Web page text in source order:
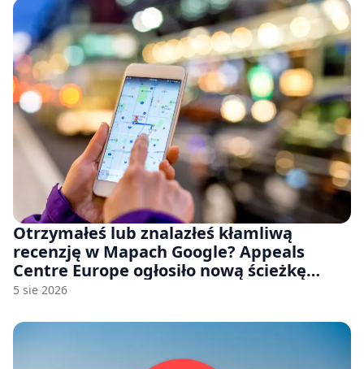
Otrzymałeś lub znalazłeś kłamliwą
recenzję w Mapach Google? Appeals
Centre Europe ogłosiło nową ścieżkę
odwoławczą dla firm i konsumentów
5 sie 2026